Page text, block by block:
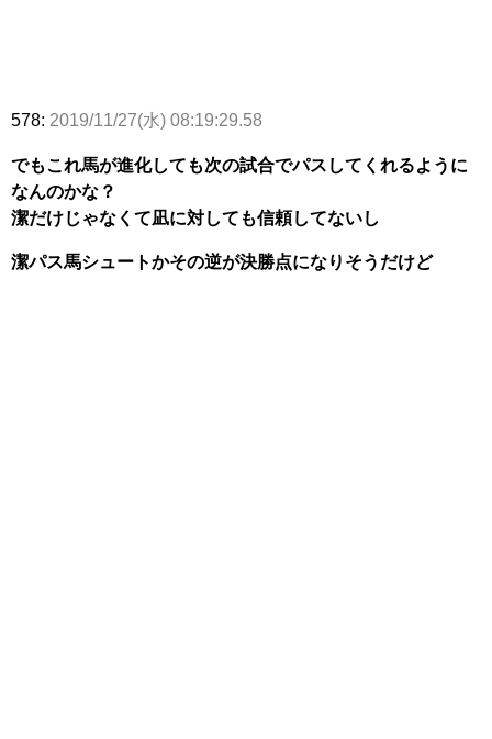
578: 2019/11/27(水) 08:19:29.58
でもこれ馬が進化しても次の試合でパスしてくれるように
なんのかな？
潔だけじゃなくて凪に対しても信頼してないし
潔パス馬シュートかその逆が決勝点になりそうだけど